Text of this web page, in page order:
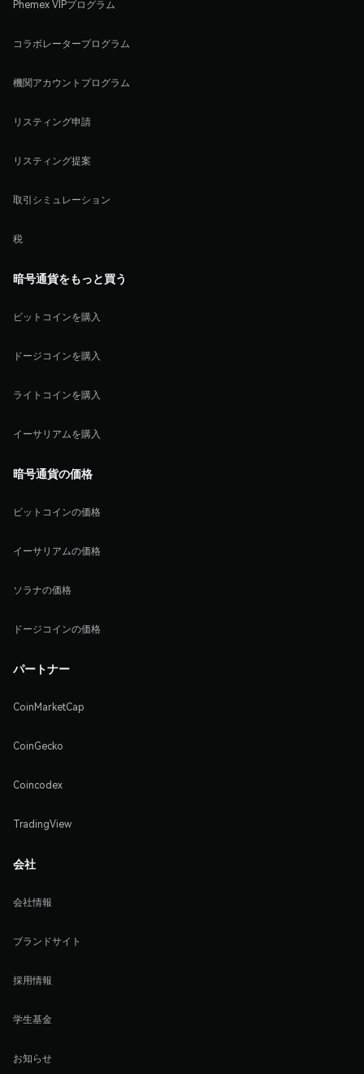
Phemex VIPプログラム
コラボレータープログラム
機関アカウントプログラム
リスティング申請
リスティング提案
取引シミュレーション
税
暗号通貨をもっと買う
ビットコインを購入
ドージコインを購入
ライトコインを購入
イーサリアムを購入
暗号通貨の価格
ビットコインの価格
イーサリアムの価格
ソラナの価格
ドージコインの価格
パートナー
CoinMarketCap
CoinGecko
Coincodex
TradingView
会社
会社情報
ブランドサイト
採用情報
学生基金
お知らせ